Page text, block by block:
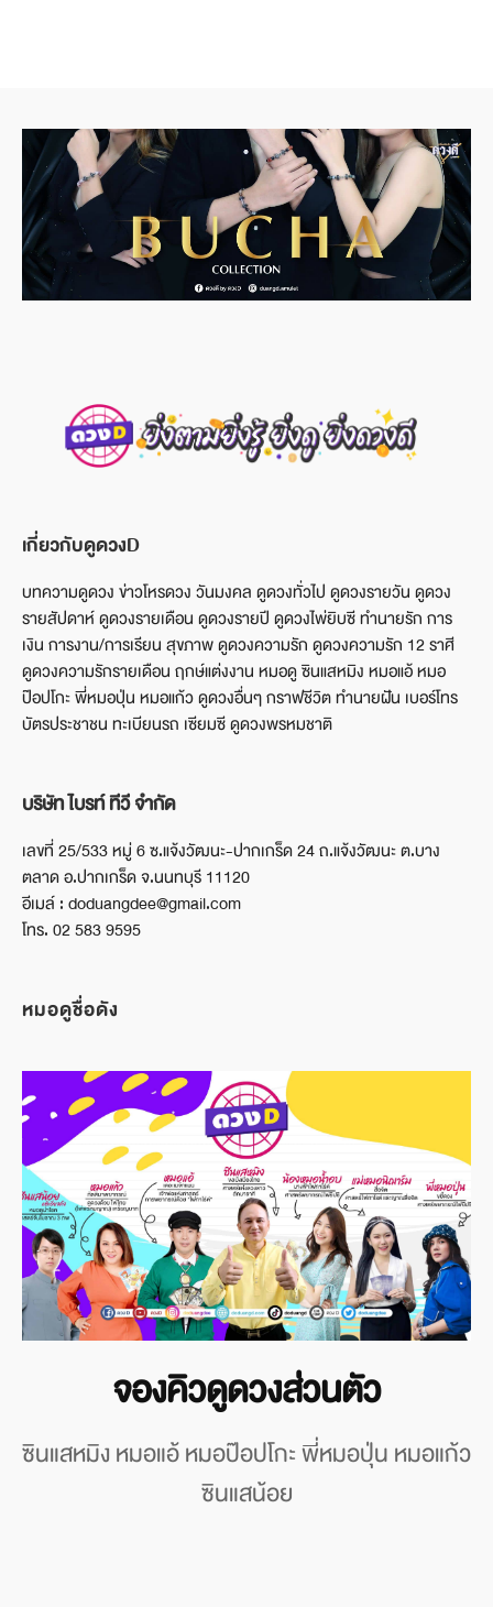
เกี่ยวกับดูดวงD
บทความดูดวง ข่าวโหรดวง วันมงคล ดูดวงทั่วไป ดูดวงรายวัน ดูดวง
รายสัปดาห์ ดูดวงรายเดือน ดูดวงรายปี ดูดวงไพ่ยิบซี ทำนายรัก การ
เงิน การงาน/การเรียน สุขภาพ ดูดวงความรัก ดูดวงความรัก 12 ราศี
ดูดวงความรักรายเดือน ฤกษ์แต่งงาน หมอดู ซินแสหมิง หมอแอ้ หมอ
ป๊อปโกะ พี่หมอปุ่น หมอแก้ว ดูดวงอื่นๆ กราฟชีวิต ทำนายฝัน เบอร์โทร
บัตรประชาชน ทะเบียนรถ เซียมซี ดูดวงพรหมชาติ
บริษัท ไบรท์ ทีวี จำกัด
เลขที่ 25/533 หมู่ 6 ซ.แจ้งวัฒนะ-ปากเกร็ด 24 ถ.แจ้งวัฒนะ ต.บาง
ตลาด อ.ปากเกร็ด จ.นนทบุรี 11120
อีเมล์ : doduangdee@gmail.com
โทร. 02 583 9595
หมอดูชื่อดัง
จองคิวดูดวงส่วนตัว
ซินแสหมิง หมอแอ้ หมอป๊อปโกะ พี่หมอปุ่น หมอแก้ว
ซินแสน้อย